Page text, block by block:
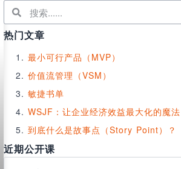
热门文章
最小可行产品（MVP）
价值流管理（VSM）
敏捷书单
WSJF：让企业经济效益最大化的魔法
到底什么是故事点（Story Point）？
近期公开课